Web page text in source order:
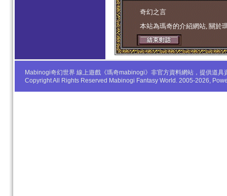
学生妹 奇幻之言
本站為瑪奇的介紹網站, 關於
Mabinogi奇幻世界 線上遊戲《瑪奇mabinogi》非官方資料網站，提供道
Copyright All Rights Reserved Mabinogi Fantasy World. 2005-2026,